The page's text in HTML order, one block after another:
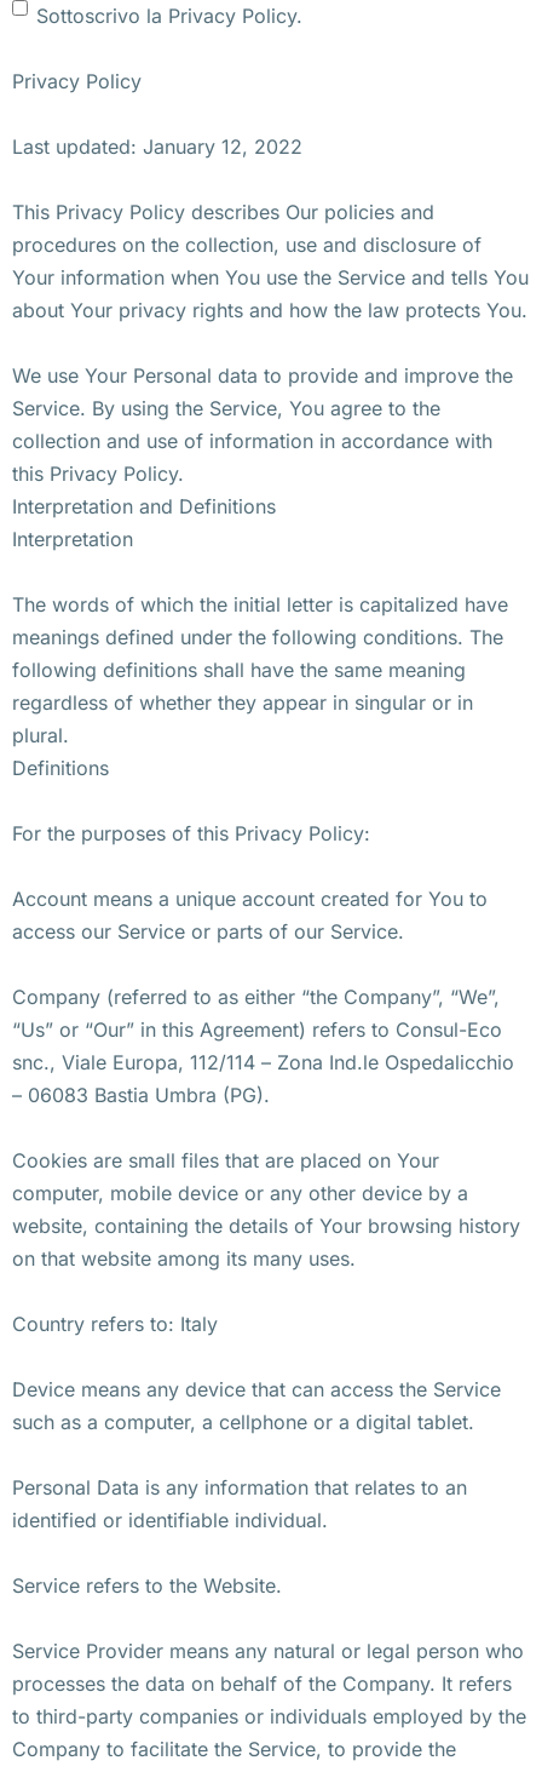
Sottoscrivo la Privacy Policy.
Privacy Policy
Last updated: January 12, 2022
This Privacy Policy describes Our policies and
procedures on the collection, use and disclosure of
Your information when You use the Service and tells You
about Your privacy rights and how the law protects You.
We use Your Personal data to provide and improve the
Service. By using the Service, You agree to the
collection and use of information in accordance with
this Privacy Policy.
Interpretation and Definitions
Interpretation
The words of which the initial letter is capitalized have
meanings defined under the following conditions. The
following definitions shall have the same meaning
regardless of whether they appear in singular or in
plural.
Definitions
For the purposes of this Privacy Policy:
Account means a unique account created for You to
access our Service or parts of our Service.
Company (referred to as either “the Company”, “We”,
“Us” or “Our” in this Agreement) refers to Consul-Eco
snc., Viale Europa, 112/114 – Zona Ind.le Ospedalicchio
– 06083 Bastia Umbra (PG).
Cookies are small files that are placed on Your
computer, mobile device or any other device by a
website, containing the details of Your browsing history
on that website among its many uses.
Country refers to: Italy
Device means any device that can access the Service
such as a computer, a cellphone or a digital tablet.
Personal Data is any information that relates to an
identified or identifiable individual.
Service refers to the Website.
Service Provider means any natural or legal person who
processes the data on behalf of the Company. It refers
to third-party companies or individuals employed by the
Company to facilitate the Service, to provide the